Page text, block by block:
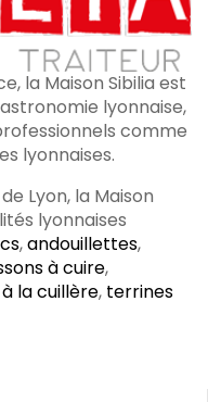
la Maison Sibilia est
lyonnaise,
comme
lyonnaises.
Lyon, la Maison
lyonnaises
,andouillettes,
à cuire,
la cuillère, terrines